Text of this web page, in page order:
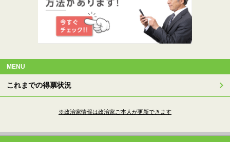
MENU
これまでの得票状況
※政治家情報は政治家ご本人が更新できます